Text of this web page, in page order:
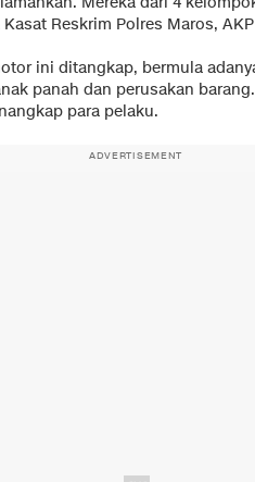
Reskrim Polres Maros,
ini ditangkap, bermula
panah dan perusakan
para pelaku.
ADVERTISEMENT